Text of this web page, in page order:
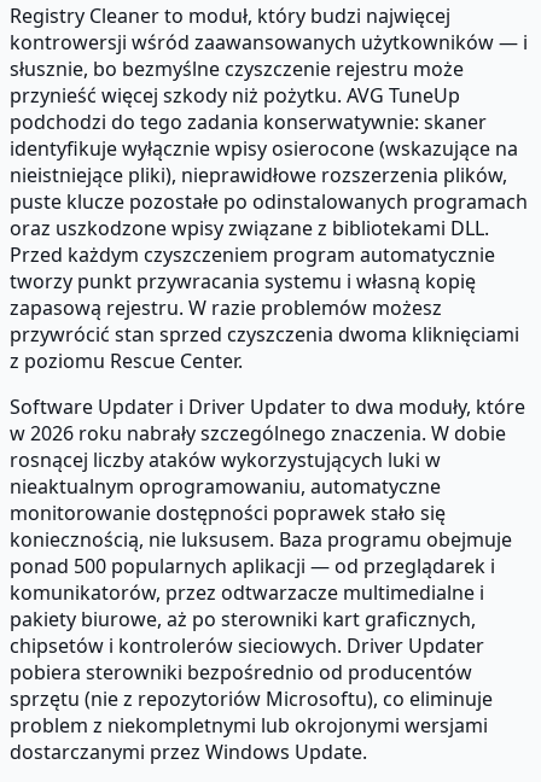
Registry Cleaner to moduł, który budzi najwięcej
kontrowersji wśród zaawansowanych użytkowników — i
słusznie, bo bezmyślne czyszczenie rejestru może
przynieść więcej szkody niż pożytku. AVG TuneUp
podchodzi do tego zadania konserwatywnie: skaner
identyfikuje wyłącznie wpisy osierocone (wskazujące na
nieistniejące pliki), nieprawidłowe rozszerzenia plików,
puste klucze pozostałe po odinstalowanych programach
oraz uszkodzone wpisy związane z bibliotekami DLL.
Przed każdym czyszczeniem program automatycznie
tworzy punkt przywracania systemu i własną kopię
zapasową rejestru. W razie problemów możesz
przywrócić stan sprzed czyszczenia dwoma kliknięciami
z poziomu Rescue Center.
Software Updater i Driver Updater to dwa moduły, które
w 2026 roku nabrały szczególnego znaczenia. W dobie
rosnącej liczby ataków wykorzystujących luki w
nieaktualnym oprogramowaniu, automatyczne
monitorowanie dostępności poprawek stało się
koniecznością, nie luksusem. Baza programu obejmuje
ponad 500 popularnych aplikacji — od przeglądarek i
komunikatorów, przez odtwarzacze multimedialne i
pakiety biurowe, aż po sterowniki kart graficznych,
chipsetów i kontrolerów sieciowych. Driver Updater
pobiera sterowniki bezpośrednio od producentów
sprzętu (nie z repozytoriów Microsoftu), co eliminuje
problem z niekompletnymi lub okrojonymi wersjami
dostarczanymi przez Windows Update.